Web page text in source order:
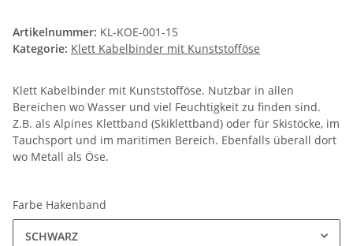
Artikelnummer: KL-KOE-001-15
Kategorie: Klett Kabelbinder mit Kunststofföse
Klett Kabelbinder mit Kunststofföse. Nutzbar in allen
Bereichen wo Wasser und viel Feuchtigkeit zu finden sind.
Z.B. als Alpines Klettband (Skiklettband) oder für Skistöcke, im
Tauchsport und im maritimen Bereich. Ebenfalls überall dort
wo Metall als Öse.
Farbe Hakenband
SCHWARZ